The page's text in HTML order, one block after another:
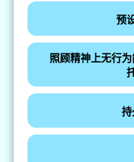
预
照顾精神上无行
持